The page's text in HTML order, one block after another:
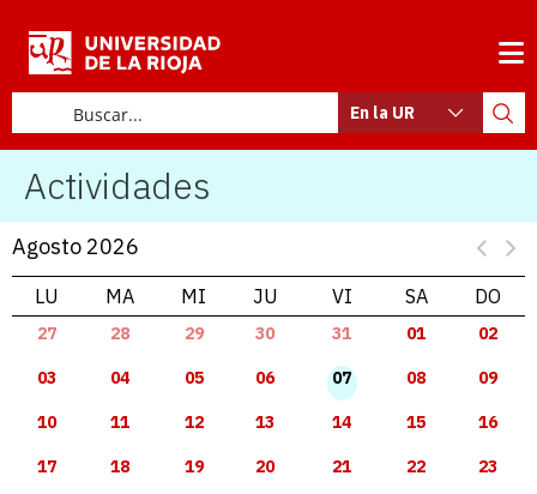
En la UR
Actividades
Agosto 2026
LU MA MI JU VI SA DO
27 28 29 30 31 01 02
03 04 05 06 07 08 09
10 11 12 13 14 15 16
17 18 19 20 21 22 23